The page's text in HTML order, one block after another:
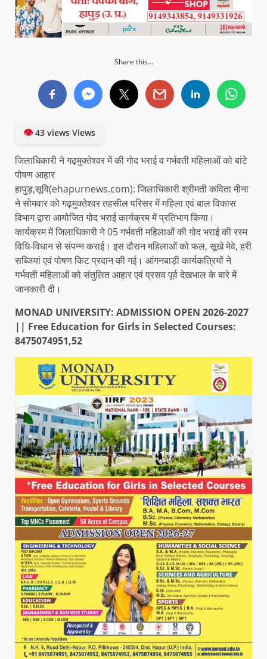
Share this...
👁43 views Views
जिलाधिकारी ने गढ़मुक्तेश्वर में की गोद भराई व गर्भवती महिलाओं को बांटे
पोषण आहार
हापुड़,सूवि(ehapurnews.com): जिलाधिकारी श्रीमती कविता मीना
ने सोमवार को गढ़मुक्तेश्वर तहसील परिसर में महिला एवं बाल विकास
विभाग द्वारा आयोजित गोद भराई कार्यक्रम में प्रतिभाग किया।
कार्यक्रम में जिलाधिकारी ने 05 गर्भवती महिलाओं की गोद भराई की रस्म
विधि-विधान से संपन्न कराई। इस दौरान महिलाओं को फल, सूखे मेवे, हरी
सब्जियां एवं पोषण किट प्रदान की गई। आंगनबाड़ी कार्यकत्रियों ने
गर्भवती महिलाओं को संतुलित आहार एवं प्रसव पूर्व देखभाल के बारे में
जानकारी दी।
MONAD UNIVERSITY: ADMISSION OPEN 2026-2027
|| Free Education for Girls in Selected Courses:
8475074951,52